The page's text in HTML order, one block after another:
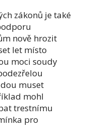
zákonů je také
nově hrozit
let místo
moci soudy
muset
mohl
trestnímu
pro